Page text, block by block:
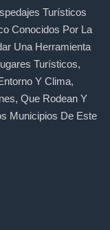
Turísticos
Conocidos Por La
Una Herramienta
Turísticos,
Y Clima,
Que Rodean Y
Municipios De Este